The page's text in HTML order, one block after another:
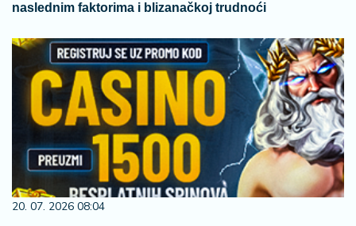
naslednim faktorima i blizanačkoj trudnoći
20. 07. 2026 08:04